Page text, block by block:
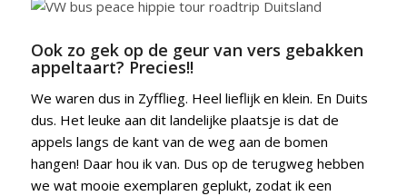
Ook zo gek op de geur van vers gebakken
appeltaart? Precies!!
We waren dus in Zyfflieg. Heel lieflijk en klein. En Duits
dus. Het leuke aan dit landelijke plaatsje is dat de
appels langs de kant van de weg aan de bomen
hangen! Daar hou ik van. Dus op de terugweg hebben
we wat mooie exemplaren geplukt, zodat ik een